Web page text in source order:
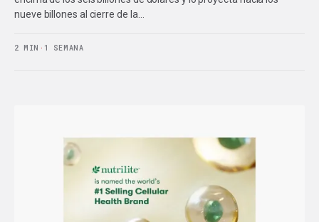
nueve billones al cierre de la…
2 MIN · 1 SEMANA